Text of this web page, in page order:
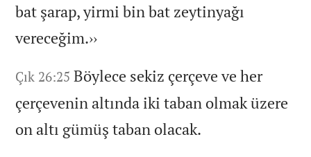
bat şarap,yirmi bin bat zeytinyağı
vereceğim.››
Çık 26:25 Böylece sekiz çerçeve ve her
çerçevenin altında iki taban olmak üzere
on altı gümüş taban olacak.